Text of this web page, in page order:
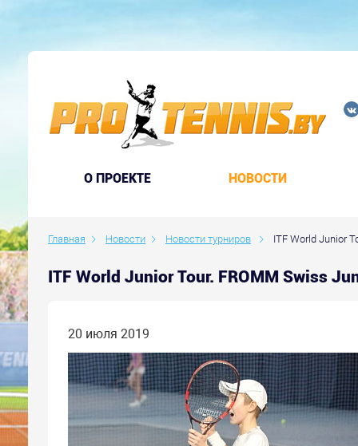
O ПРОЕКТЕ НОВОСТИ
Главная Новости Новости турниров ITF World Junior
ITF World Junior Tour. FROMM Swiss
20 июля 2019